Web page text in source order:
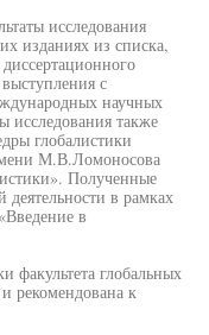
исследования
изданиях из списка,
с
научных
исследования также
глобалистики
М.В.Ломоносова
Полученные
деятельности в рамках
в
факультета глобальных
к